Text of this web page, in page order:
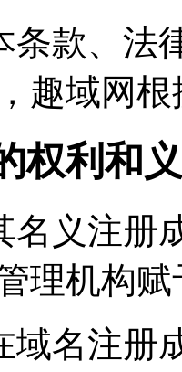
条款、法
趣域网
权利和
名义注册
理机构
域名注册